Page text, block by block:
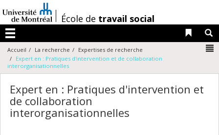
au
contenu
/École de travail social
Menu
Liens
Accueil La recherche
Expertises de recherche
Expert en : Pratiques d'intervention et de collaboration
interorganisationnelles
Expert en : Pratiques d'intervention et
de collaboration
interorganisationnelles